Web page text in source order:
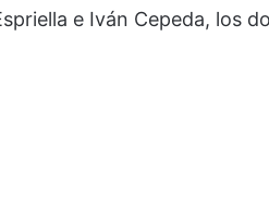
e Iván Cepeda, los